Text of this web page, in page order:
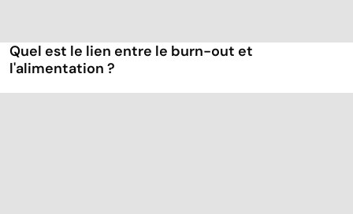
Quel est le lien entre le burn-out et
l'alimentation ?